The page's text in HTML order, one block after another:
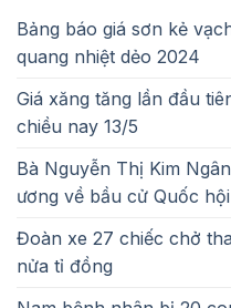
Bảng báo giá sơn kẻ
quang nhiệt dẻo 2024
Giá xăng tăng lần đầu
chiều nay 13/5
Bà Nguyễn Thị Kim
ương về bầu cử Quốc hội
Đoàn xe 27 chiếc chở
nửa tỉ đồng